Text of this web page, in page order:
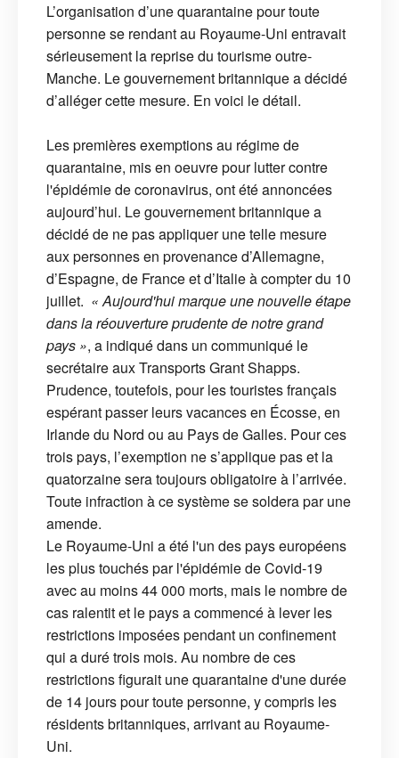
L’organisation d’une quarantaine pour toute
personne se rendant au Royaume-Uni entravait
sérieusement la reprise du tourisme outre-
Manche. Le gouvernement britannique a décidé
d’alléger cette mesure. En voici le détail.
Les premières exemptions au régime de
quarantaine, mis en oeuvre pour lutter contre
l'épidémie de coronavirus, ont été annoncées
aujourd’hui. Le gouvernement britannique a
décidé de ne pas appliquer une telle mesure
aux personnes en provenance d’Allemagne,
d’Espagne, de France et d’Italie à compter du 10
juillet. « Aujourd'hui marque une nouvelle étape
dans la réouverture prudente de notre grand
pays », a indiqué dans un communiqué le
secrétaire aux Transports Grant Shapps.
Prudence, toutefois, pour les touristes français
espérant passer leurs vacances en Écosse, en
Irlande du Nord ou au Pays de Galles. Pour ces
trois pays, l’exemption ne s’applique pas et la
quatorzaine sera toujours obligatoire à l’arrivée.
Toute infraction à ce système se soldera par une
amende.
Le Royaume-Uni a été l'un des pays européens
les plus touchés par l'épidémie de Covid-19
avec au moins 44 000 morts, mais le nombre de
cas ralentit et le pays a commencé à lever les
restrictions imposées pendant un confinement
qui a duré trois mois. Au nombre de ces
restrictions figurait une quarantaine d'une durée
de 14 jours pour toute personne, y compris les
résidents britanniques, arrivant au Royaume-
Uni.